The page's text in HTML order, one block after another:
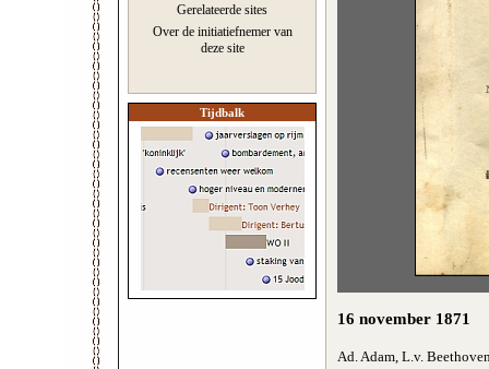
Gerelateerde sites
Over de initiatiefnemer van
deze site
Tijdbalk
16 november 1871
Ad. Adam, L.v.